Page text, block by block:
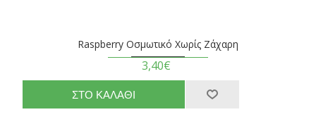
Raspberry Οσμωτικό Χωρίς Ζάχαρη
3,40€